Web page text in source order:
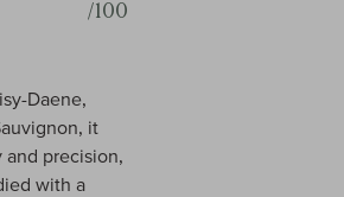
/100
Daene,
it
precision,
with a